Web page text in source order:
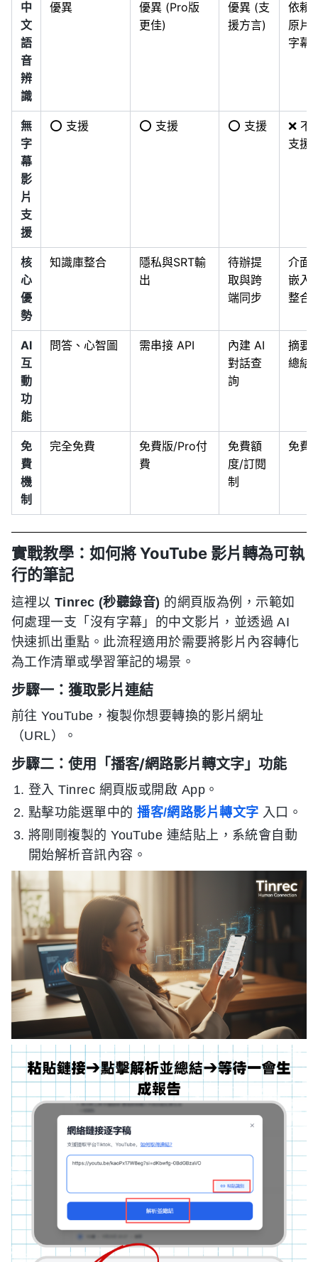
中
文
語
音
辨
識
優異
優異 (Pro版
更佳)
優異 (支
援方言)
依賴
原片
字幕
無
字
幕
影
片
支
援
⭕️ 支援 ⭕️ 支援 ⭕️ 支援
❌ 不
支援
核
心
優
勢
知識庫整合
隱私與SRT輸
出
待辦提
取與跨
端同步
介面
嵌入
整合
AI
互
動
功
能
問答、心智圖 需串接 API
內建 AI
對話查
詢
摘要
總結
免
費
機
制
完全免費
免費版/Pro付
費
免費額
度/訂閱
制
免費
實戰教學：如何將 YouTube 影片轉為可執
行的筆記
這裡以 Tinrec (秒聽錄音) 的網頁版為例，示範如
何處理一支「沒有字幕」的中文影片，並透過 AI
快速抓出重點。此流程適用於需要將影片內容轉化
為工作清單或學習筆記的場景。
步驟一：獲取影片連結
前往 YouTube，複製你想要轉換的影片網址
（URL）。
步驟二：使用「播客/網路影片轉文字」功能
登入 Tinrec 網頁版或開啟 App。
點擊功能選單中的播客/網路影片轉文字 入口。
將剛剛複製的 YouTube 連結貼上，系統會自動
開始解析音訊內容。